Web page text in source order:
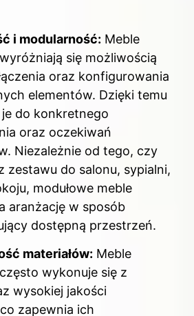
i modularność: Meble
się możliwością
oraz konfigurowania
elementów. Dzięki temu
do konkretnego
oraz oczekiwań
Niezależnie od tego, czy
zestawu do salonu, sypialni,
modułowe meble
aranżację w sposób
dostępną przestrzeń.
materiałów: Meble
wykonuje się z
wysokiej jakości
zapewnia ich